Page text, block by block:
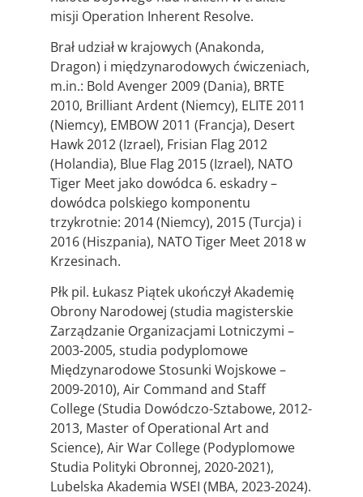
misji Operation Inherent Resolve.
Brał udział w krajowych (Anakonda,
Dragon) i międzynarodowych ćwiczeniach,
m.in.: Bold Avenger 2009 (Dania), BRTE
2010, Brilliant Ardent (Niemcy), ELITE 2011
(Niemcy), EMBOW 2011 (Francja), Desert
Hawk 2012 (Izrael), Frisian Flag 2012
(Holandia), Blue Flag 2015 (Izrael), NATO
Tiger Meet jako dowódca 6. eskadry –
dowódca polskiego komponentu
trzykrotnie: 2014 (Niemcy), 2015 (Turcja) i
2016 (Hiszpania), NATO Tiger Meet 2018 w
Krzesinach.
Płk pil. Łukasz Piątek ukończył Akademię
Obrony Narodowej (studia magisterskie
Zarządzanie Organizacjami Lotniczymi –
2003-2005, studia podyplomowe
Międzynarodowe Stosunki Wojskowe –
2009-2010), Air Command and Staff
College (Studia Dowódczo-Sztabowe, 2012-
2013, Master of Operational Art and
Science), Air War College (Podyplomowe
Studia Polityki Obronnej, 2020-2021),
Lubelska Akademia WSEI (MBA, 2023-2024).